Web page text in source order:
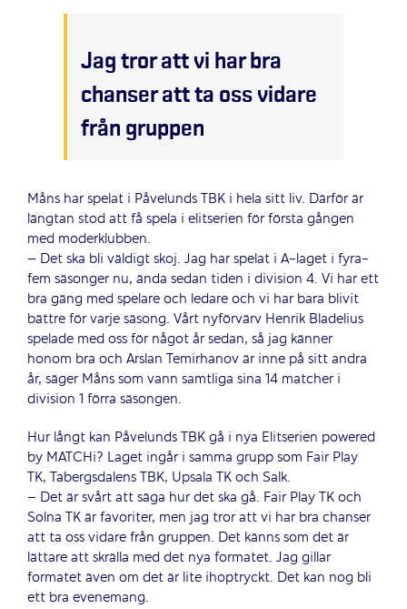
Jag tror att vi har bra
chanser att ta oss vidare
från gruppen
Måns har spelat i Påvelunds TBK i hela sitt liv. Därför är
längtan stod att få spela i elitserien för första gången
med moderklubben.
– Det ska bli väldigt skoj. Jag har spelat i A-laget i fyra-
fem säsonger nu, ända sedan tiden i division 4. Vi har ett
bra gäng med spelare och ledare och vi har bara blivit
bättre för varje säsong. Vårt nyförvärv Henrik Bladelius
spelade med oss för något år sedan, så jag känner
honom bra och Arslan Temirhanov är inne på sitt andra
år, säger Måns som vann samtliga sina 14 matcher i
division 1 förra säsongen.
Hur långt kan Påvelunds TBK gå i nya Elitserien powered
by MATCHi? Laget ingår i samma grupp som Fair Play
TK, Tabergsdalens TBK, Upsala TK och Salk.
– Det är svårt att säga hur det ska gå. Fair Play TK och
Solna TK är favoriter, men jag tror att vi har bra chanser
att ta oss vidare från gruppen. Det känns som det är
lättare att skrälla med det nya formatet. Jag gillar
formatet även om det är lite ihoptryckt. Det kan nog bli
ett bra evenemang.